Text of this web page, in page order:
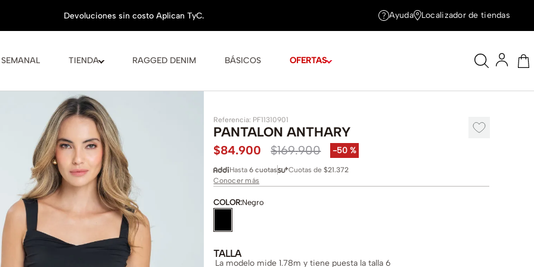
TIENDA RAGGED DENIM BÁSICOS OFERTAS
Ayuda Localizador de tiendas
Referencia: PF11310901
PANTALON ANTHARY
$84.900 $169.900 -50 %
Hasta6 cuotas Cuotas de$21.372
Conocer más
COLOR:Negro
TALLA
La modelo mide 1.78m y tiene puesta la talla 6